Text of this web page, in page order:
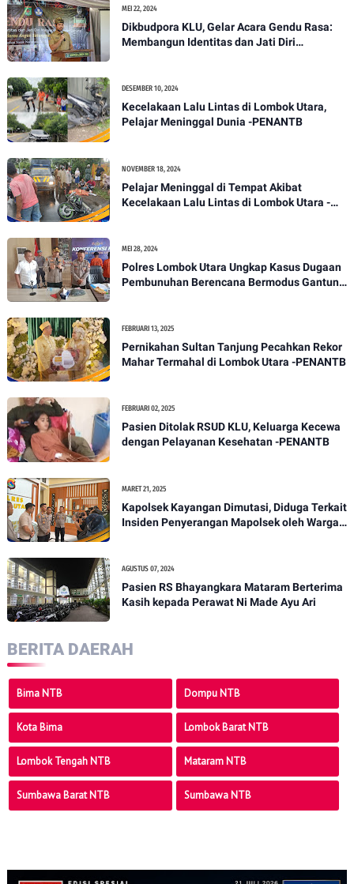
MEI 22, 2024
Dikbudpora KLU, Gelar Acara Gendu Rasa:
Membangun Identitas dan Jati Diri
DESEMBER 10, 2024
Kecelakaan Lalu Lintas di Lombok Utara,
Pelajar Meninggal Dunia -PENANTB
NOVEMBER 18, 2024
Pelajar Meninggal di Tempat Akibat
Kecelakaan Lalu Lintas di Lombok Utara -
MEI 28, 2024
Polres Lombok Utara Ungkap Kasus Dugaan
Pembunuhan Berencana Bermodus Gantung
FEBRUARI 13, 2025
Pernikahan Sultan Tanjung Pecahkan Rekor
Mahar Termahal di Lombok Utara -PENANTB
FEBRUARI 02, 2025
Pasien Ditolak RSUD KLU, Keluarga Kecewa
dengan Pelayanan Kesehatan -PENANTB
MARET 21, 2025
Kapolsek Kayangan Dimutasi, Diduga Terkait
Insiden Penyerangan Mapolsek oleh Warga -
AGUSTUS 07, 2024
Pasien RS Bhayangkara Mataram Berterima
Kasih kepada Perawat Ni Made Ayu Ari
BERITA DAERAH
Bima NTB Dompu NTB
Kota Bima Lombok Barat NTB
Lombok Tengah NTB Mataram NTB
Sumbawa Barat NTB Sumbawa NTB